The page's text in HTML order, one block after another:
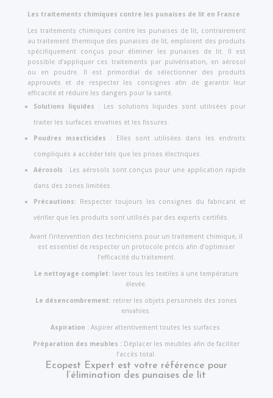
Les traitements chimiques contre les punaises de lit en France
Les traitements chimiques contre les punaises de lit, contrairement
au traitement thermique des punaises de lit, emploient des produits
spécifiquement conçus pour éliminer les punaises de lit. Il est
possible d’appliquer ces traitements par pulvérisation, en aérosol
ou en poudre. Il est primordial de sélectionner des produits
approuvés et de respecter les consignes afin de garantir leur
efficacité et réduire les dangers pour la santé.
Solutions liquides : Les solutions liquides sont utilisées pour
traiter les surfaces envahies et les fissures.
Poudres insecticides : Elles sont utilisées dans les endroits
compliqués à accéder tels que les prises électriques.
Aérosols : Les aérosols sont conçus pour une application rapide
dans des zones limitées.
Précautions:Respecter toujours les consignes du fabricant et
vérifier que les produits sont utilisés par des experts certifiés.
Avant l’intervention des techniciens pour un traitement chimique, il
est essentiel de respecter un protocole précis afin d’optimiser
l’efficacité du traitement.
Le nettoyage complet: laver tous les textiles à une température
élevée.
Le désencombrement: retirer les objets personnels des zones
envahies.
Aspiration :Aspirer attentivement toutes les surfaces.
Préparation des meubles : Déplacer les meubles afin de faciliter
l’accès total.
Ecopest Expert est votre référence pour
l’élimination des punaises de lit